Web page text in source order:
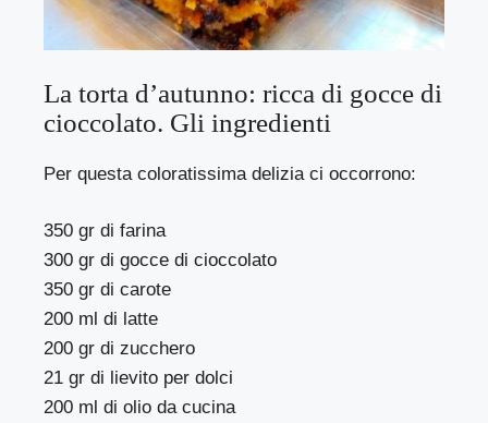
La torta d’autunno: ricca di gocce di
cioccolato. Gli ingredienti
Per questa coloratissima delizia ci occorrono:
350 gr di farina
300 gr di gocce di cioccolato
350 gr di carote
200 ml di latte
200 gr di zucchero
21 gr di lievito per dolci
200 ml di olio da cucina